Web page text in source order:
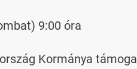
9:00 óra
Kormánya